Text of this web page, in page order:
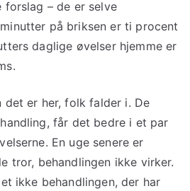
forslag – de er selve
på briksen er ti procent
daglige øvelser hjemme er
det er her, folk falder i. De
får det bedre i et par
En uge senere er
tror, behandlingen ikke virker.
ikke behandlingen, der har